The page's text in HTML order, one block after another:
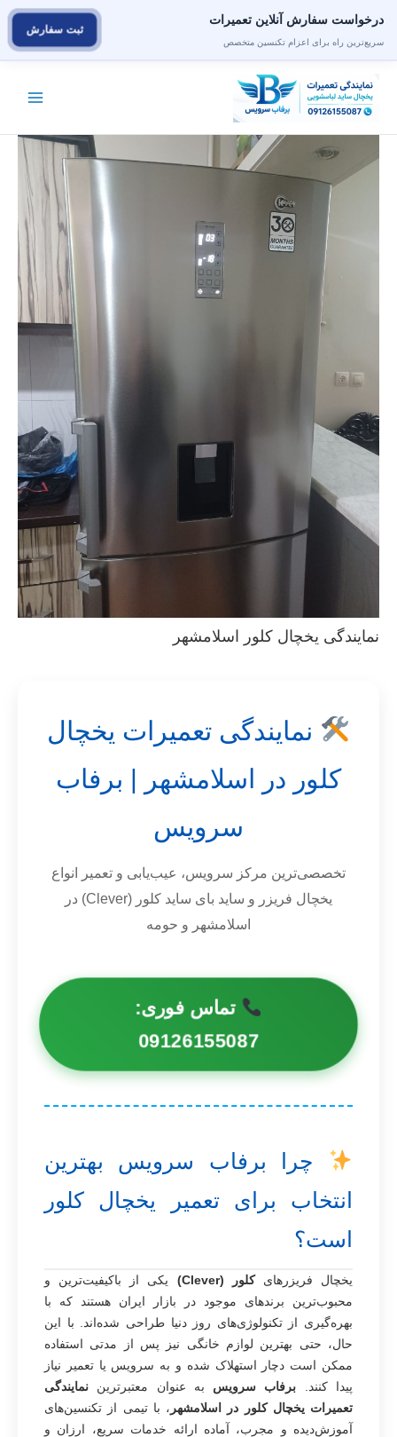
محتوا
نمایندگی یخچال کلور اسلامشهر
نمایندگی تعمیرات یخچال
کلور در اسلامشهر | برفاب
سرویس
تخصصی‌ترین مرکز سرویس، عیب‌یابی و تعمیر انواع
یخچال فریزر و ساید بای ساید کلور (Clever) در
اسلامشهر و حومه
تماس فوری:
09126155087
چرا برفاب سرویس بهترین
انتخاب برای تعمیر یخچال کلور
است؟
یخچال فریزرهایکلور (Clever)
یکی از باکیفیت‌ترین و
محبوب‌ترین برندهای موجود در بازار ایران هستند که با
بهره‌گیری از تکنولوژی‌های روز دنیا طراحی شده‌اند. با این
حال، حتی بهترین لوازم خانگی نیز پس از مدتی استفاده
ممکن است دچار استهلاک شده و به سرویس یا تعمیر نیاز
پیدا کنند. برفاب سرویس به عنوان معتبرترین نمایندگی
تعمیرات یخچال کلور در اسلامشهر ، با تیمی از تکنسین‌های
آموزش‌دیده و مجرب، آماده ارائه خدمات سریع، ارزان و
درخواست سفارش آنلاین تعمیرات
سریع‌ترین راه برای اعزام تکنسین متخصص
ثبت سفارش